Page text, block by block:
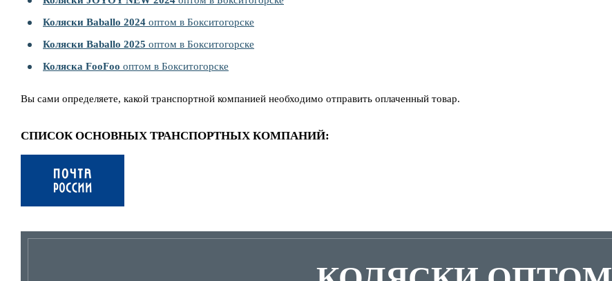
Коляски Baballo 2024 оптом в Бокситогорске
Коляски Baballo 2025 оптом в Бокситогорске
Коляска FooFoo оптом в Бокситогорске
Вы сами определяете, какой транспортной компанией необходимо отправить оплаченный товар.
СПИСОК ОСНОВНЫХ ТРАНСПОРТНЫХ КОМПАНИЙ: